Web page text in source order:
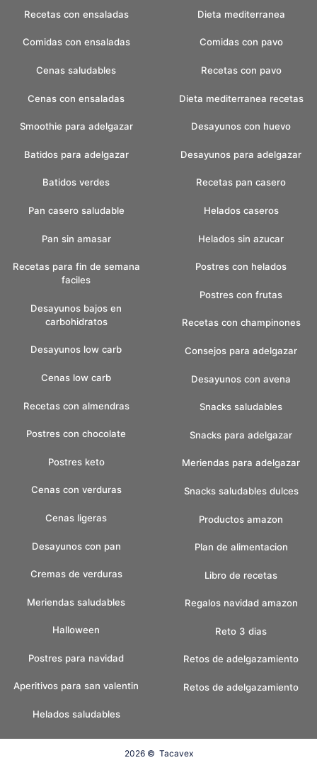
Recetas con ensaladas
Comidas con ensaladas
Cenas saludables
Cenas con ensaladas
Smoothie para adelgazar
Batidos para adelgazar
Batidos verdes
Dieta mediterranea
Comidas con pavo
Recetas con pavo
Dieta mediterranea recetas
Desayunos con huevo
Desayunos para adelgazar
Recetas pan casero
Pan casero saludable
Pan sin amasar
Recetas para fin de semana
faciles
Desayunos bajos en
carbohidratos
Desayunos low carb
Cenas low carb
Recetas con almendras
Postres con chocolate
Postres keto
Cenas con verduras
Cenas ligeras
Desayunos con pan
Cremas de verduras
Meriendas saludables
Halloween
Postres para navidad
Aperitivos para san valentin
Helados saludables
Helados caseros
Helados sin azucar
Postres con helados
Postres con frutas
Recetas con champinones
Consejos para adelgazar
Desayunos con avena
Snacks saludables
Snacks para adelgazar
Meriendas para adelgazar
Snacks saludables dulces
Productos amazon
Plan de alimentacion
Libro de recetas
Regalos navidad amazon
Reto 3 dias
Retos de adelgazamiento
Retos de adelgazamiento
2026 © Tacavex